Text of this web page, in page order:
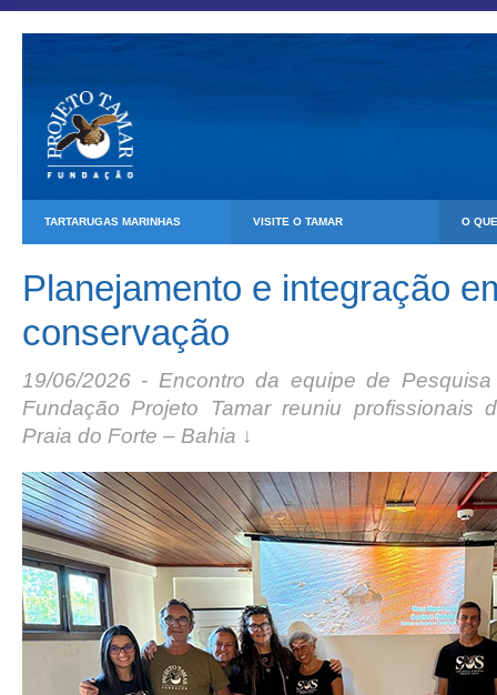
TARTARUGAS MARINHAS VISITE O TAMAR O
Planejamento e integração
conservação
19/06/2026 - Encontro da equipe de
Fundação Projeto Tamar reuniu profissionais
Praia do Forte – Bahia ↓